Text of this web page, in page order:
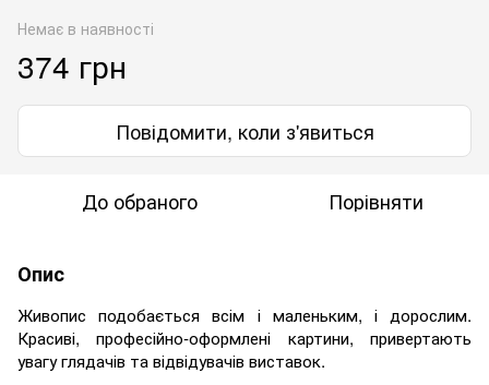
Немає в наявності
374 грн
Повідомити, коли з'явиться
До обраного Порівняти
Опис
Живопис подобається всім і маленьким, і дорослим.
Красиві, професійно-оформлені картини, привертають
увагу глядачів та відвідувачів виставок.